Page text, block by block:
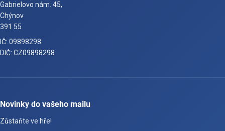
Gabrielovo nám. 45,
Chýnov
391 55
IČ: 09898298
DIČ: CZ09898298
Novinky do vašeho mailu
Zůstaňte ve hře!